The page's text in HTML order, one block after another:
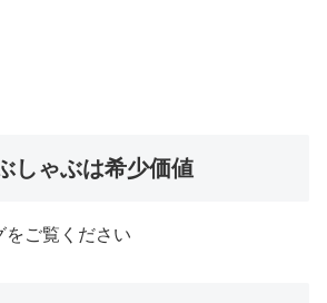
しゃぶは希少価値
をご覧ください